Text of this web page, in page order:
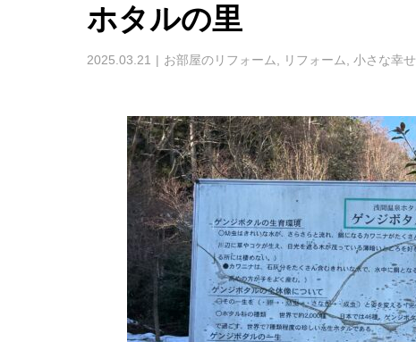
ホタルの里
2025.03.21 お部屋のリフォーム リフォーム 小さな幸せ